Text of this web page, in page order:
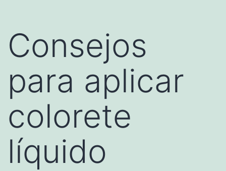
Consejos
para aplicar
colorete
líquido